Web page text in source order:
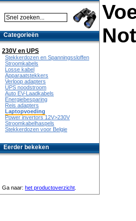
Categorieën
230V en UPS
Stekkerdozen en Spanningssloffen
Stroomkabels
Losse kabel
Apparaatstekkers
Verloop adapters
UPS noodstroom
Auto EV-Laadkabels
Energiebesparing
Reis adapters
Laptopvoeding
Power invertors 12V>230V
Stroomkabelhaspels
Stekkerdozen voor Belgie
Eerder bekeken
Ga naar: het productoverzicht